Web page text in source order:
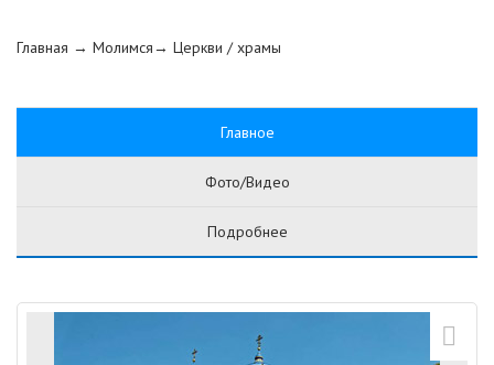
Главная → Молимся→ Церкви / храмы
Главное
Фото/Видео
Подробнее